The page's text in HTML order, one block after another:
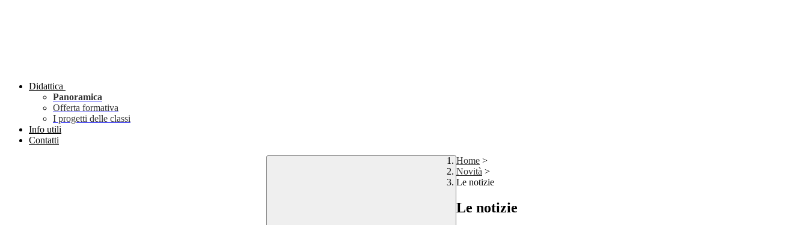
Didattica
Panoramica
Offerta formativa
I progetti delle classi
Info utili
Contatti
Home >
Novità >
Le notizie
Le notizie